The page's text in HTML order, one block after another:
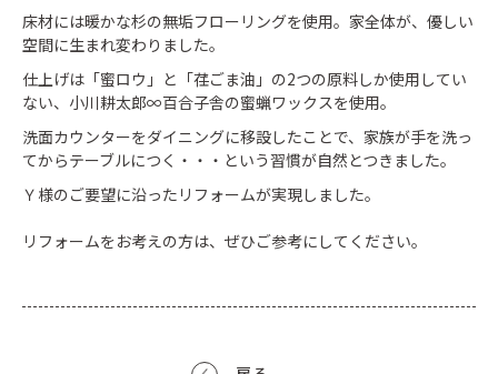
床材には暖かな杉の無垢フローリングを使用。 家全体が、優しい
空間に生まれ変わりました。
仕上げは「蜜ロウ」と「荏ごま油」の2つの原料しか使用してい
ない、小川耕太郎∞百合子舎の蜜蝋ワックスを使用。
洗面カウンターをダイニングに移設したことで、家族が手を洗っ
てからテーブルにつく・・・という習慣が自然とつきました。
Ｙ様のご要望に沿ったリフォームが実現しました。
リフォームをお考えの方は、ぜひご参考にしてください。